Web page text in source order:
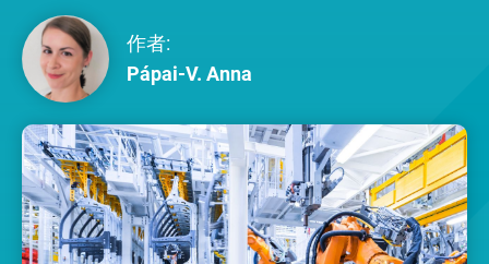
作者:
Pápai-V. Anna